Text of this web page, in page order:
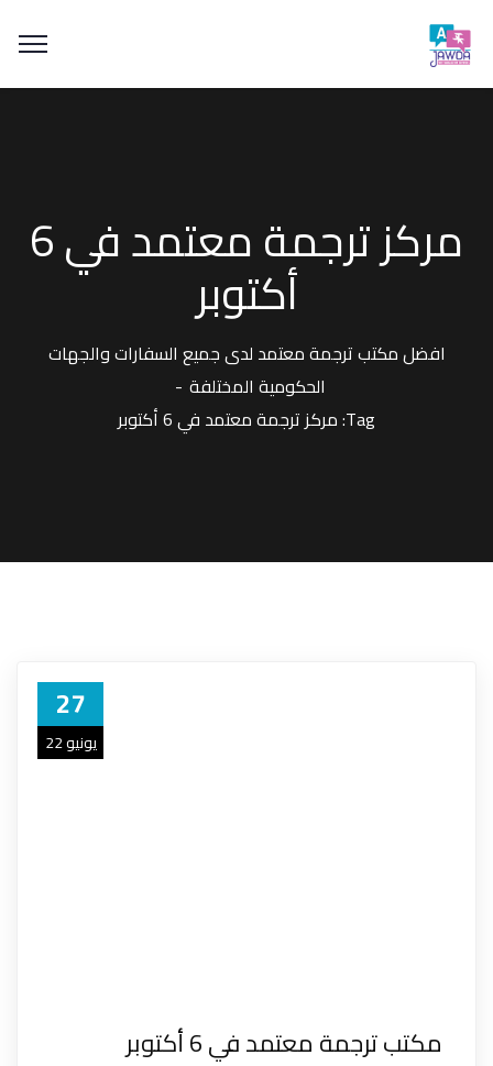
مركز ترجمة معتمد في 6
أكتوبر
افضل مكتب ترجمة معتمد لدى جميع السفارات والجهات
الحكومية المختلفة
Tag: مركز ترجمة معتمد في 6 أكتوبر
27
يونيو 22
مكتب ترجمة معتمد في 6 أكتوبر